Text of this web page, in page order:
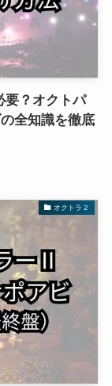
要？オクトパ
全知識を徹底
オクトラ２